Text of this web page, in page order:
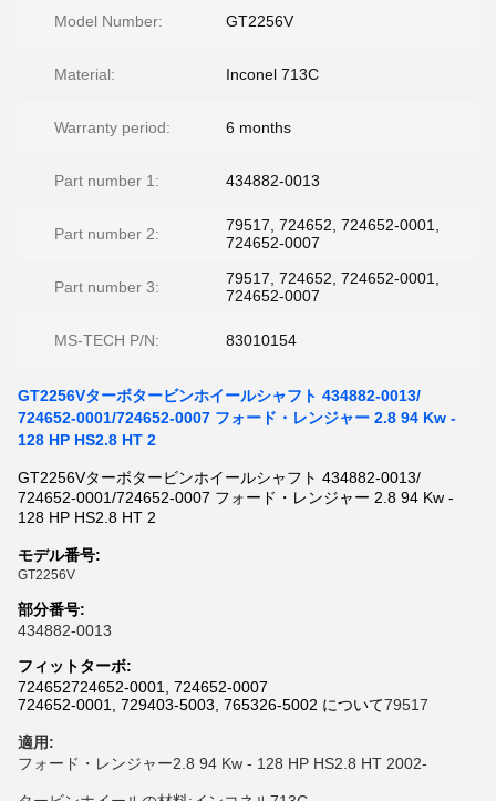
Model Number: GT2256V
Material: Inconel 713C
Warranty period: 6 months
Part number 1: 434882-0013
Part number 2:
79517, 724652, 724652-0001,
724652-0007
Part number 3:
79517, 724652, 724652-0001,
724652-0007
MS-TECH P/N: 83010154
GT2256Vターボタービンホイールシャフト 434882-0013/
724652-0001/724652-0007 フォード・レンジャー 2.8 94 Kw -
128 HP HS2.8 HT 2
GT2256Vターボタービンホイールシャフト 434882-0013/
724652-0001/724652-0007 フォード・レンジャー 2.8 94 Kw -
128 HP HS2.8 HT 2
モデル番号:
GT2256V
部分番号:
434882-0013
フィットターボ:
724652724652-0001, 724652-0007
724652-0001, 729403-5003, 765326-5002 について79517
適用:
フォード・レンジャー2.8 94 Kw - 128 HP HS2.8 HT 2002-